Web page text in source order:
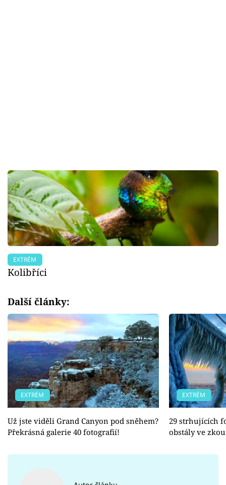
EXTRÉM
Kolibříci
Další články:
EXTRÉM
Už jste viděli Grand Canyon pod sněhem?
Překrásná galerie 40 fotografií!
EXTRÉM
29 strhujících
obstály ve